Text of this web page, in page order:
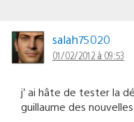
salah75020
01/02/2012 à 09:53
j’ ai hâte de tester la
guillaume des